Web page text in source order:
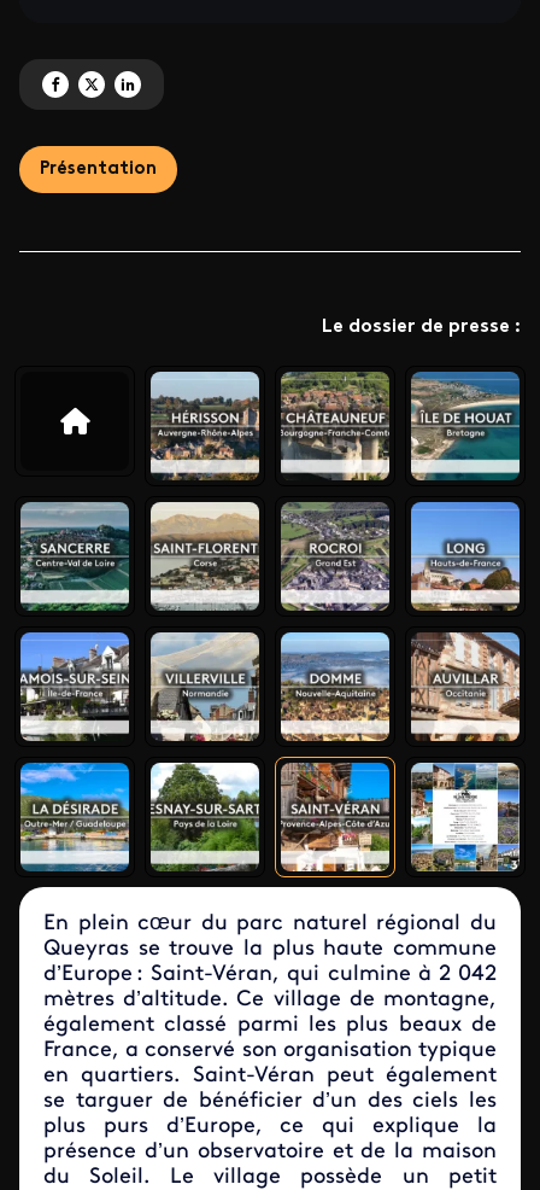
Partagez 'Village 14 : Saint-Véran / Provence-Alpes-Côte d'Azur' sur
Partagez 'Village 14 : Saint-Véran / Provence-Alpes-Côte d'Azur' sur X
Partagez 'Village 14 : Saint-Véran / Provence-Alpes-Côte d'Azur'
Présentation
Le dossier de presse :
En plein cœur du parc naturel régional du
Queyras se trouve la plus haute commune
d’Europe : Saint-Véran, qui culmine à 2 042
mètres d’altitude. Ce village de montagne,
également classé parmi les plus beaux de
France, a conservé son organisation typique
en quartiers. Saint-Véran peut également
se targuer de bénéficier d’un des ciels les
plus purs d’Europe, ce qui explique la
présence d’un observatoire et de la maison
du Soleil. Le village possède un petit